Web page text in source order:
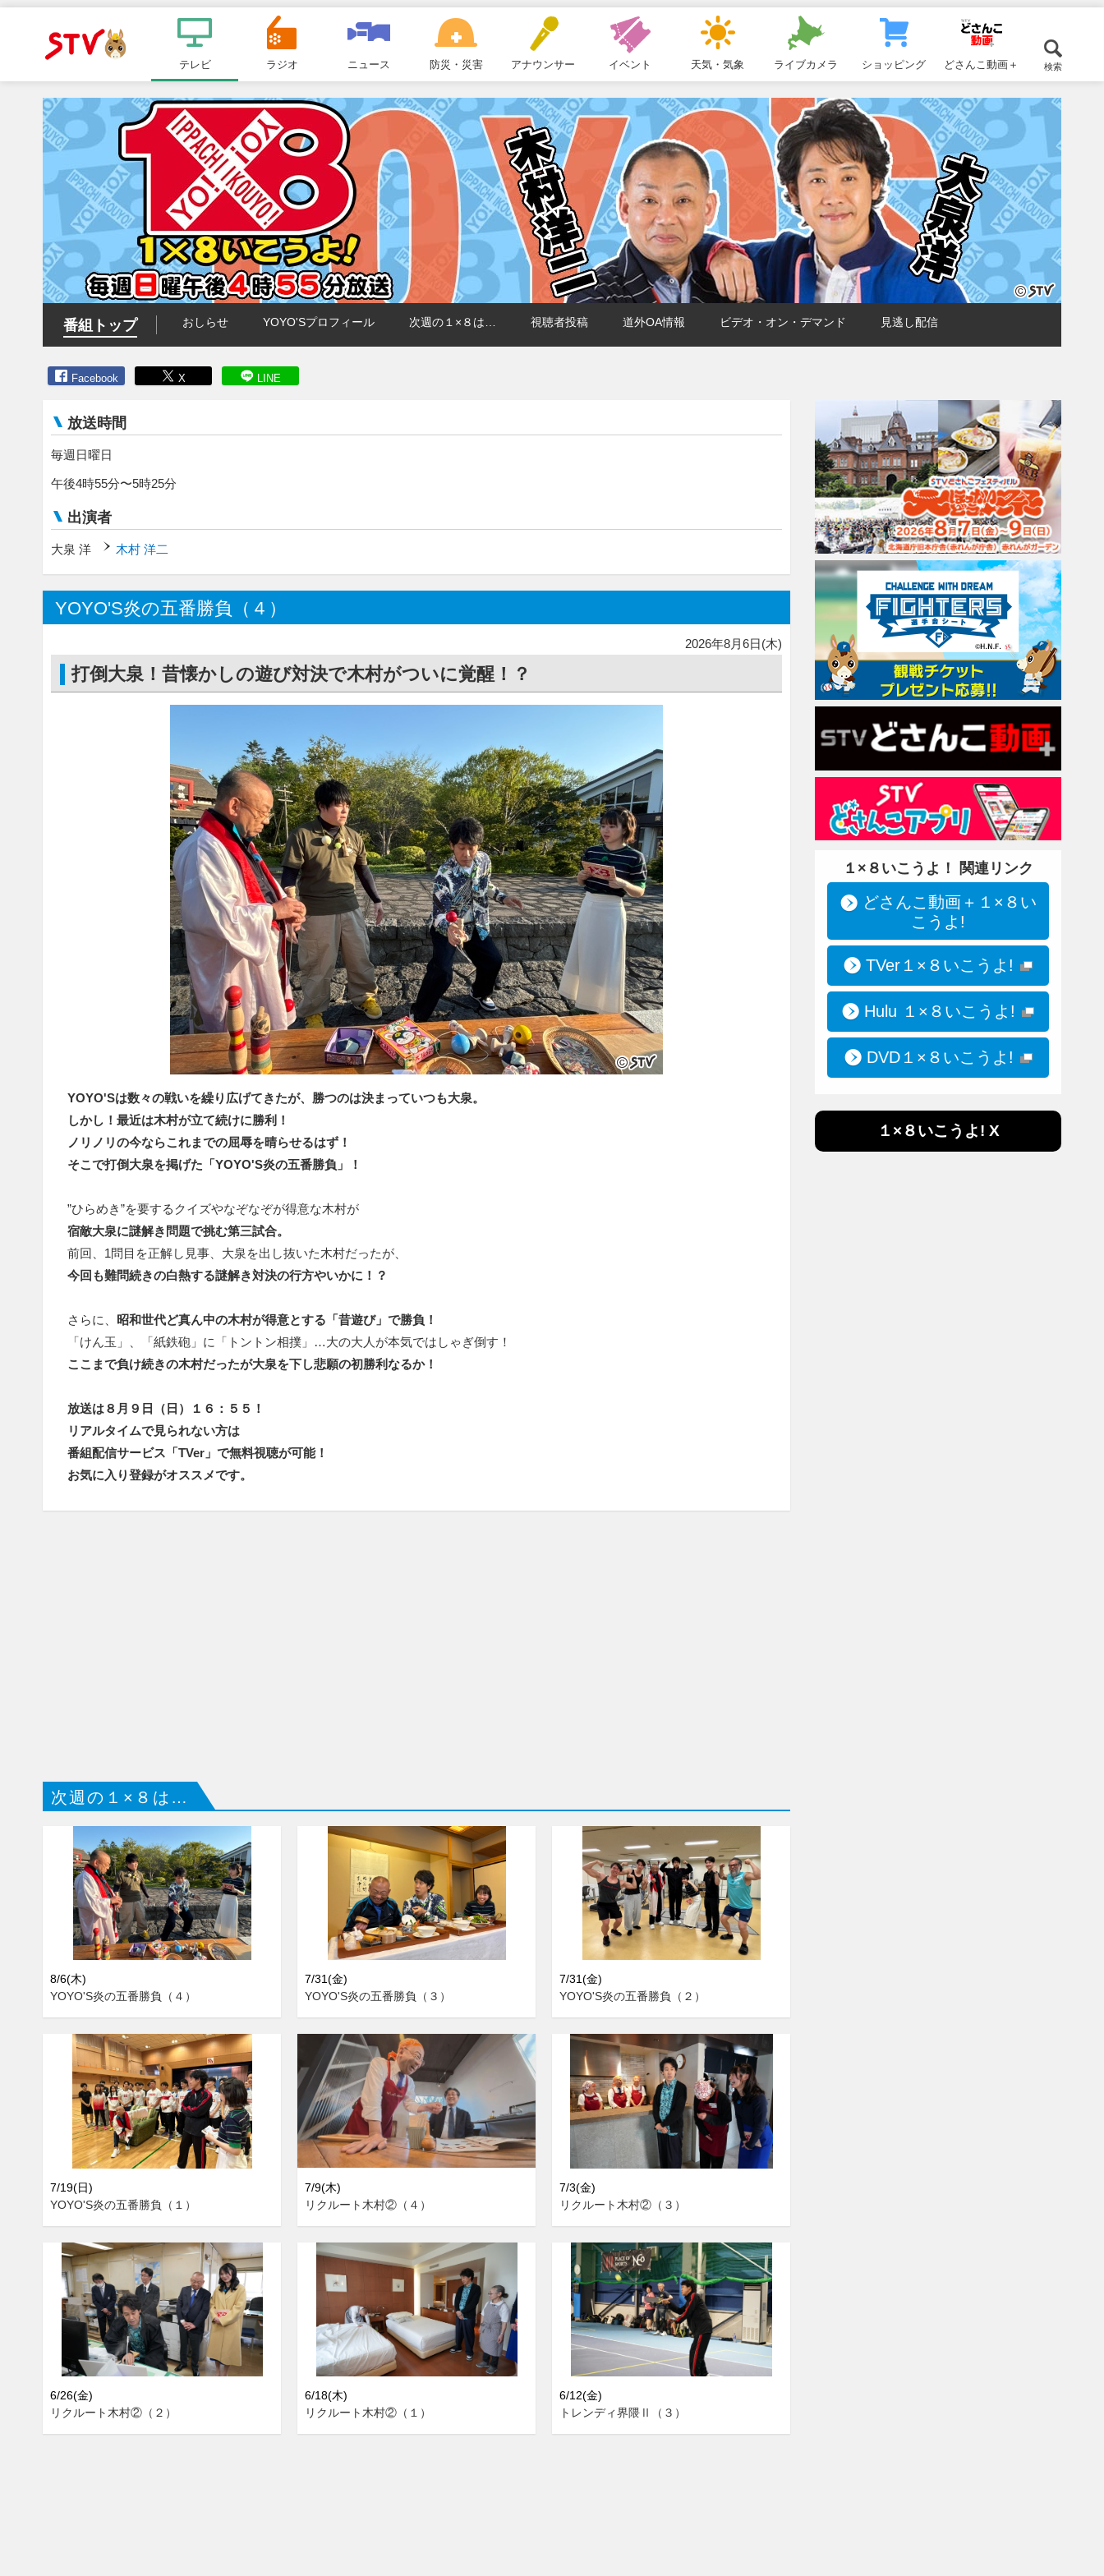
ＳＴＶ札
幌テレビ
ュ
ー
テレビ ラジオ ニュース 防災・災害 アナウンサー イベント 天気・気象 ライブカメラ ショッピング どさんこ動画＋ 検索
番組トップ おしらせ YOYO'Sプロフィール 次週の１×８は… 視聴者投稿 道外OA情報 ビデオ・オン・デマンド 見逃し配信
Facebook X LINE
放送時間
毎週日曜日
午後4時55分〜5時25分
出演者
大泉 洋 木村 洋二
YOYO'S炎の五番勝負（４）
2026年8月6日(木)
打倒大泉！昔懐かしの遊び対決で木村がついに覚醒！？
YOYO'Sは数々の戦いを繰り広げてきたが、勝つのは決まっていつも大泉。
しかし！最近は木村が立て続けに勝利！
ノリノリの今ならこれまでの屈辱を晴らせるはず！
そこで打倒大泉を掲げた「YOYO'S炎の五番勝負」！
”ひらめき”を要するクイズやなぞなぞが得意な木村が
宿敵大泉に謎解き問題で挑む第三試合。
前回、1問目を正解し見事、大泉を出し抜いた木村だったが、
今回も難問続きの白熱する謎解き対決の行方やいかに！？
さらに、 昭和世代ど真ん中の木村が得意とする「昔遊び」で勝負！
「けん玉」、「紙鉄砲」に「トントン相撲」…大の大人が本気ではしゃぎ倒す！
ここまで負け続きの木村だったが大泉を下し悲願の初勝利なるか！
放送は８月９日（日）１６：５５！
リアルタイムで見られない方は
番組配信サービス「TVer」で無料視聴が可能！
お気に入り登録がオススメです。
次週の１×８は…
8/6(木)
YOYO'S炎の五番勝負（４）
7/31(金)
YOYO'S炎の五番勝負（３）
7/31(金)
YOYO'S炎の五番勝負（２）
7/19(日)
YOYO'S炎の五番勝負（１）
7/9(木)
リクルート木村②（４）
7/3(金)
リクルート木村②（３）
6/26(金)
リクルート木村②（２）
6/18(木)
リクルート木村②（１）
6/12(金)
トレンディ界隈Ⅱ（３）
１×８いこうよ！ 関連リンク
どさんこ動画＋１×８い
こうよ!
TVer１×８いこうよ!
Hulu １×８いこうよ!
DVD１×８いこうよ!
１×８いこうよ! X